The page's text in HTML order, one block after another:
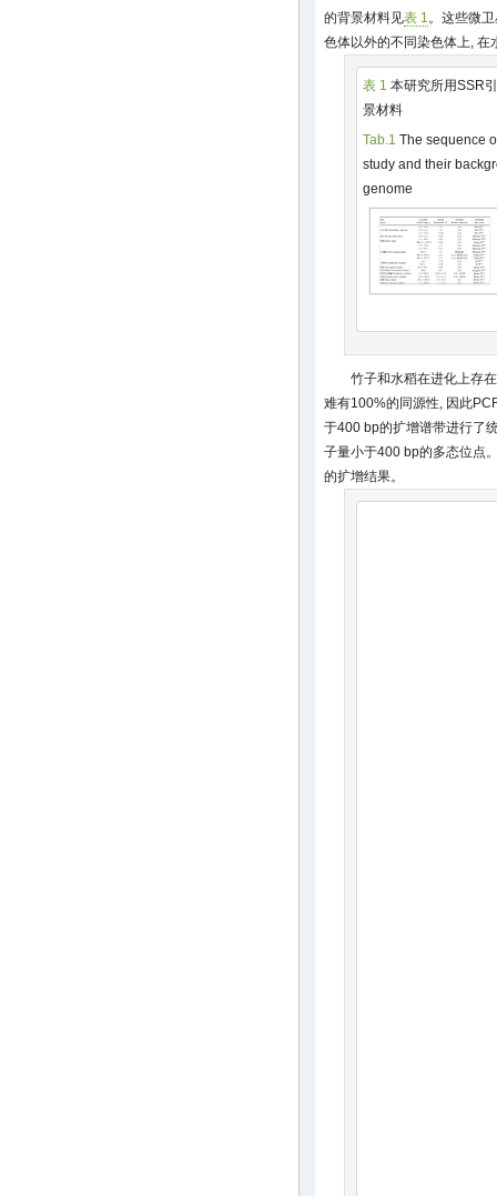
的背景材料见表 1。这些微
色体以外的不同染色体上, 在
表 1 本研究所用SSR
景材料
Tab.1 The sequence
study and their
genome
竹子和水稻在进化上存
难有100%的同源性, 因此
于400 bp的扩增谱带进行了
子量小于400 bp的多态位点
的扩增结果。